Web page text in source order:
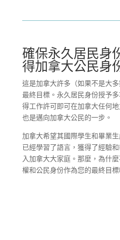
確保永久居民身
得加拿大公民身
這是加拿大許多（如果不是大
最終目標。永久居民身份授予
得工作許可即可在加拿大任何
也是邁向加拿大公民的一步。
加拿大希望其國際學生和畢業
已經學習了語言，獲得了經驗
入加拿大大家庭。那麼，為什
權和公民身份作為您的最終目標